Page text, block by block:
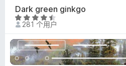
/
5
Dark green ginkgo
评
分
4
.
6
281 个用户